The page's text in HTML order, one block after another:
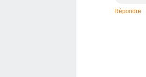
Répondre